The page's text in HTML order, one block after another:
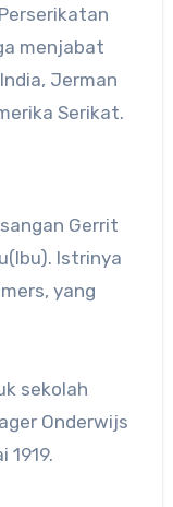
menjabat
Jerman
Serikat.
Gerrit
Istrinya
yang
sekolah
Onderwijs
1919.